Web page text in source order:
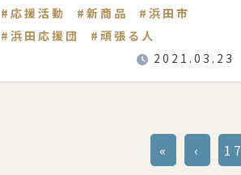
応援活動
新商品
浜田市
浜田応援団
頑張る人
2021.03.23
« ‹ 17